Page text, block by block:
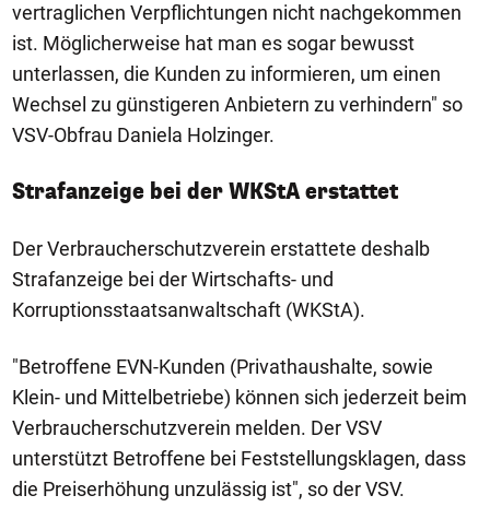
vertraglichen Verpflichtungen nicht nachgekommen
ist. Möglicherweise hat man es sogar bewusst
unterlassen, die Kunden zu informieren, um einen
Wechsel zu günstigeren Anbietern zu verhindern" so
VSV-Obfrau Daniela Holzinger.
Strafanzeige bei der WKStA erstattet
Der Verbraucherschutzverein erstattete deshalb
Strafanzeige bei der Wirtschafts- und
Korruptionsstaatsanwaltschaft (WKStA).
"Betroffene EVN-Kunden (Privathaushalte, sowie
Klein- und Mittelbetriebe) können sich jederzeit beim
Verbraucherschutzverein melden. Der VSV
unterstützt Betroffene bei Feststellungsklagen, dass
die Preiserhöhung unzulässig ist", so der VSV.